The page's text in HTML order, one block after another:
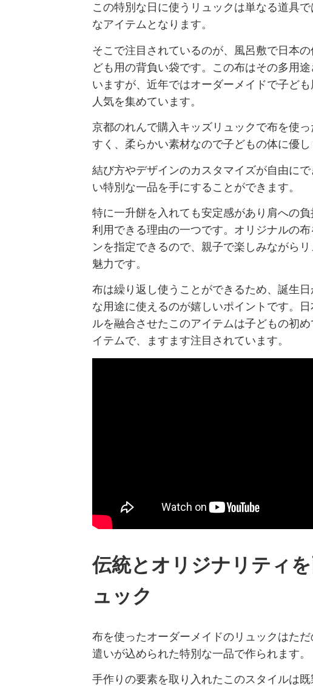
この特別な日に使うリュックは単なる道具
なアイテムとなります。
そこで注目されているのが、風呂敷で日本
ども用の背負い袋です。この布はその多用
いますが、近年ではオーダーメイドで子ど
人気を集めています。
京都のれんで購入キッズリュックで布を使
すく、柔らかい素材なので子どもの体に優し
結び方やデザインのカスタマイズが自由に
い特別な一品を手にすることができます。
特に一升餅を入れても安定感があり肩への
利用できる理由の一つです。オリジナルの
ンを指定できるので、親子で楽しみながら
魅力です。
布は繰り返し使うことができるため、誕生
な用途に使えるのが嬉しいポイントです。
ルを融合させたこのアイテムは子どもの初
イテムで、ますます注目されています。
伝統とオリジナリティ
ュック
布を使ったオーダーメイドのリュックはた
遣いが込められた特別な一品で作られます。
手作りの要素を取り入れたこのスタイルは